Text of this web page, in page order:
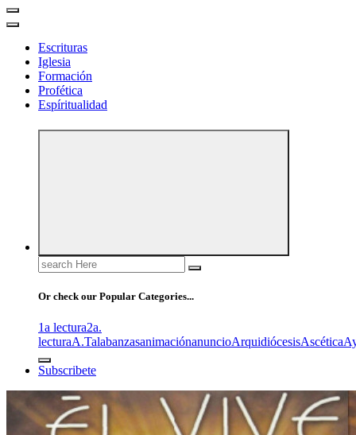
Escrituras
Iglesia
Formación
Profética
Espíritualidad
Search
for:
Or check our Popular Categories...
1a lectura2a.
lecturaA.TalabanzasanimaciónanuncioArquidiócesisAscética
Subscribete